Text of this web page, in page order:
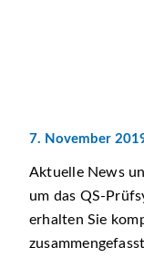
7. November
Aktuelle News
um das QS-
erhalten Sie